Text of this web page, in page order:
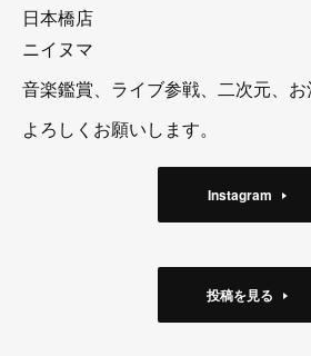
日本橋店
ニイヌマ
音楽鑑賞、ライブ参戦、二次元、お
よろしくお願いします。
Instagram
投稿を見る